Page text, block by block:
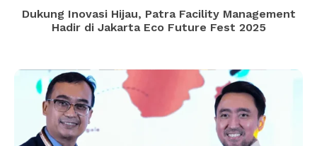
Dukung Inovasi Hijau, Patra Facility Management
Hadir di Jakarta Eco Future Fest 2025